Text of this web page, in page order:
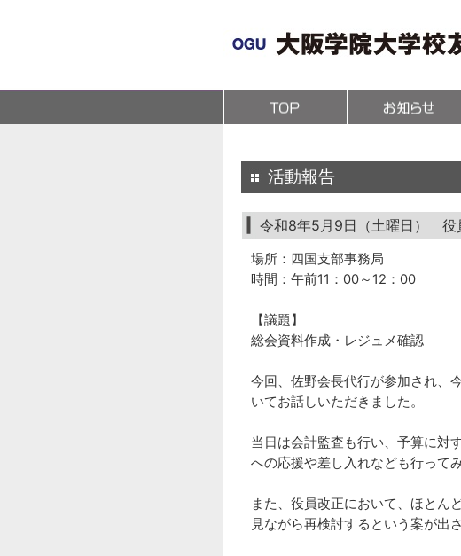
活動報告
令和8年5月9日（土曜日） 役
場所：四国支部事務局
時間：午前11：00～12：00
【議題】
総会資料作成・レジュメ確認
今回、佐野会長代行が参加され、
いてお話しいただきました。
当日は会計監査も行い、予算に対
への応援や差し入れなども行って
また、役員改正において、ほとん
見ながら再検討するという案が出